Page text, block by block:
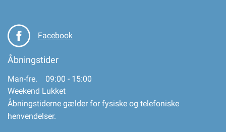
Facebook
Åbningstider
Man-fre. 09:00 - 15:00
Weekend Lukket
Åbningstiderne gælder for fysiske og telefoniske
henvendelser.